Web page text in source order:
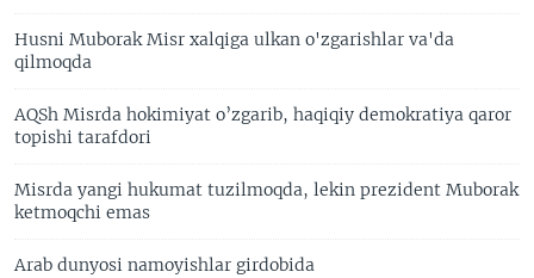
Husni Muborak Misr xalqiga ulkan o'zgarishlar va'da
qilmoqda
AQSh Misrda hokimiyat o’zgarib, haqiqiy demokratiya qaror
topishi tarafdori
Misrda yangi hukumat tuzilmoqda, lekin prezident Muborak
ketmoqchi emas
Arab dunyosi namoyishlar girdobida